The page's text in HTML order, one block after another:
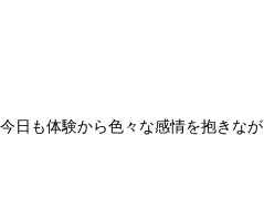
今日も体験から色々な感情を抱きな